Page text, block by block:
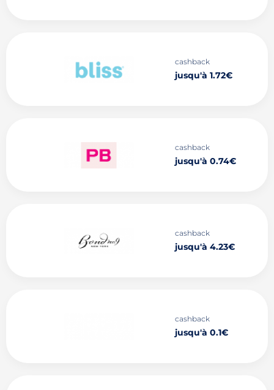
cashback
jusqu'à 1.72€
cashback
jusqu'à 0.74€
cashback
jusqu'à 4.23€
cashback
jusqu'à 0.1€